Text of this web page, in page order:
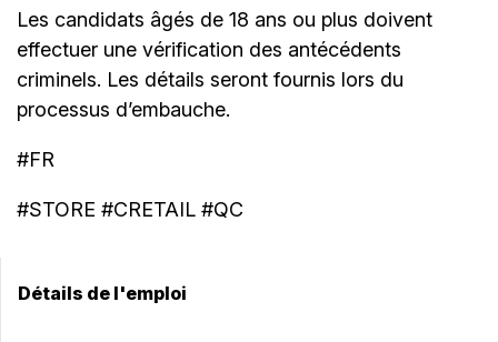
Les candidats âgés de 18 ans ou plus doivent
effectuer une vérification des antécédents
criminels. Les détails seront fournis lors du
processus d’embauche.
#FR
#STORE #CRETAIL #QC
Détails de l'emploi